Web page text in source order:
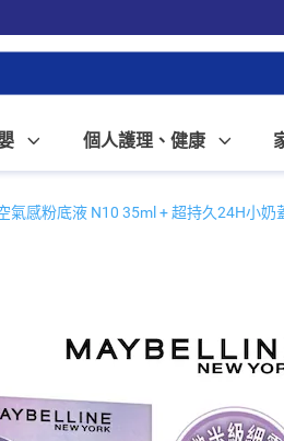
個人護理、健康
氣感粉底液 N10 35ml + 超持久24H小